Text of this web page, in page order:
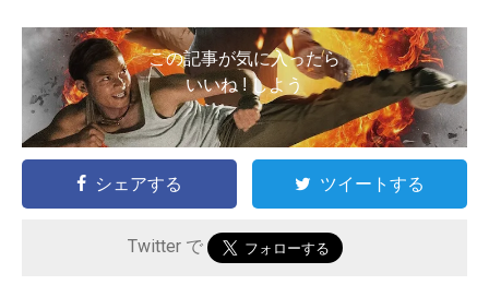
この記事が気に入ったら
いいね ! しよう
シェアする ツイートする
Twitter で